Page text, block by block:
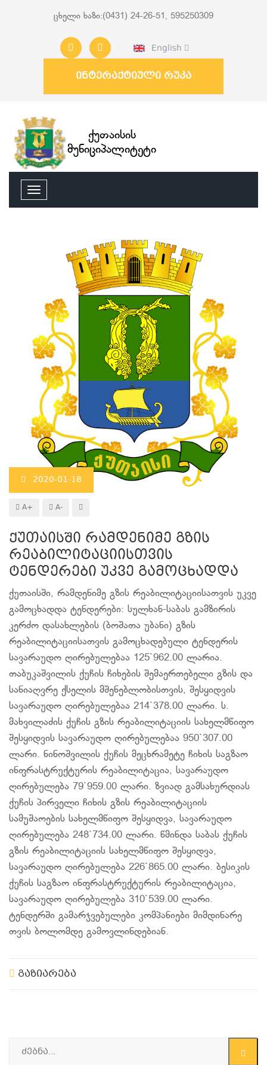
ცხელი ხაზი:(0431) 24-26-51, 595250309
English
ინტერაქტიული რუკა
ქუთაისის
მუნიციპალიტეტი
2020-01-18
A+ A-
ქუთაისში რამდენიმე გზის
რეაბილიტაციისთვის
ტენდერები უკვე გამოცხადდა
ქუთაისში, რამდენიმე გზის რეაბილიტაციისათვის უკვე
გამოცხადდა ტენდერები: სულხან-საბას გამზირის
კერძო დასახლების (ბოშათა უბანი) გზის
რეაბილიტაციისათვის გამოცხადებული ტენდერის
სავარაუდო ღირებულებაა 125`962.00 ლარია.
თაბუკაშვილის ქუჩის ჩიხების შემაერთებელი გზის და
სანიაღვრე ქსელის მშენებლობისთვის, შესყიდვის
სავარაუდო ღირებულებაა 214`378.00 ლარი. ს.
მახვილაძის ქუჩის გზის რეაბილიტაციის სახელმწიფო
შესყიდვის სავარაუდო ღირებულებაა 950`307.00
ლარი. ნინოშვილის ქუჩის მეცხრამეტე ჩიხის საგზაო
ინფრასტრუქტურის რეაბილიტაცია, სავარაუდო
ღირებულება 79`959.00 ლარი. ზვიად გამსახურდიას
ქუჩის პირველი ჩიხის გზის რეაბილიტაციის
სამუშაოების სახელმწიფო შესყიდვა, სავარაუდო
ღირებულება 248`734.00 ლარი. წმინდა საბას ქუჩის
გზის რეაბილიტაციის სახელმწიფო შესყიდვა,
სავარაუდო ღირებულება 226`865.00 ლარი. ბესიკის
ქუჩის საგზაო ინფრასტრუქტურის რეაბილიტაცია,
სავარაუდო ღირებულება 310`539.00 ლარი.
ტენდერში გამარჯვებულები კომპანიები მიმდინარე
თვის ბოლომდე გამოვლინდებიან.
გაზიარება